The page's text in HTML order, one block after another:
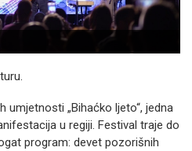
umjetnosti „Bihaćko ljeto“, jedna
u regiji. Festival traje do
program: devet pozorišnih